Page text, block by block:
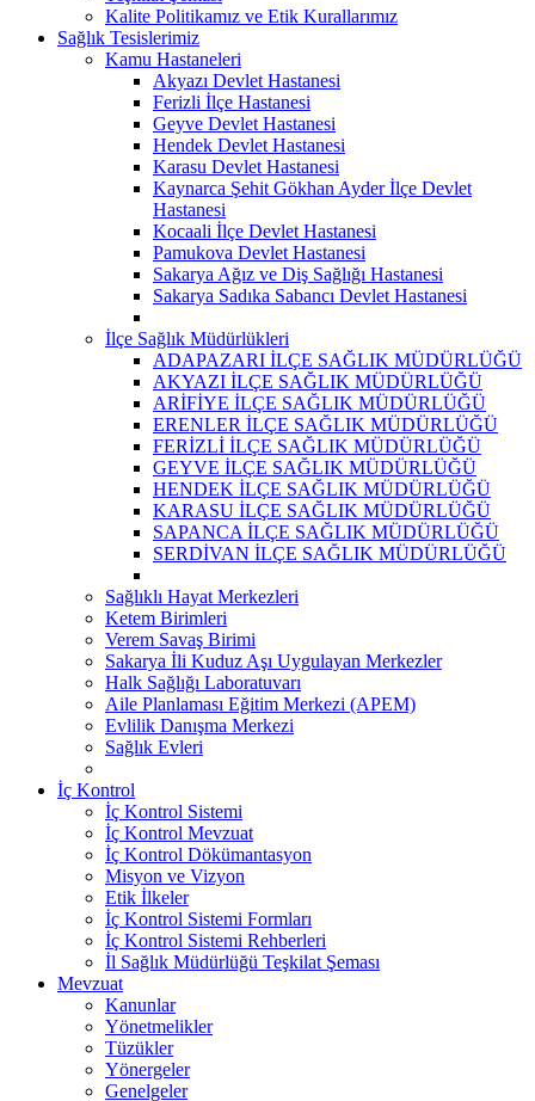
Kalite Politikamız ve Etik Kurallarımız
Sağlık Tesislerimiz
Kamu Hastaneleri
Akyazı Devlet Hastanesi
Ferizli İlçe Hastanesi
Geyve Devlet Hastanesi
Hendek Devlet Hastanesi
Karasu Devlet Hastanesi
Kaynarca Şehit Gökhan Ayder İlçe Devlet
Hastanesi
Kocaali İlçe Devlet Hastanesi
Pamukova Devlet Hastanesi
Sakarya Ağız ve Diş Sağlığı Hastanesi
Sakarya Sadıka Sabancı Devlet Hastanesi
İlçe Sağlık Müdürlükleri
ADAPAZARI İLÇE SAĞLIK MÜDÜRLÜĞÜ
AKYAZI İLÇE SAĞLIK MÜDÜRLÜĞÜ
ARİFİYE İLÇE SAĞLIK MÜDÜRLÜĞÜ
ERENLER İLÇE SAĞLIK MÜDÜRLÜĞÜ
FERİZLİ İLÇE SAĞLIK MÜDÜRLÜĞÜ
GEYVE İLÇE SAĞLIK MÜDÜRLÜĞÜ
HENDEK İLÇE SAĞLIK MÜDÜRLÜĞÜ
KARASU İLÇE SAĞLIK MÜDÜRLÜĞÜ
SAPANCA İLÇE SAĞLIK MÜDÜRLÜĞÜ
SERDİVAN İLÇE SAĞLIK MÜDÜRLÜĞÜ
Sağlıklı Hayat Merkezleri
Ketem Birimleri
Verem Savaş Birimi
Sakarya İli Kuduz Aşı Uygulayan Merkezler
Halk Sağlığı Laboratuvarı
Aile Planlaması Eğitim Merkezi (APEM)
Evlilik Danışma Merkezi
Sağlık Evleri
İç Kontrol
İç Kontrol Sistemi
İç Kontrol Mevzuat
İç Kontrol Dökümantasyon
Misyon ve Vizyon
Etik İlkeler
İç Kontrol Sistemi Formları
İç Kontrol Sistemi Rehberleri
İl Sağlık Müdürlüğü Teşkilat Şeması
Mevzuat
Kanunlar
Yönetmelikler
Tüzükler
Yönergeler
Genelgeler